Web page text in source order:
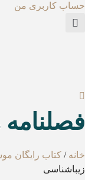
کاربری من
/ کتاب رایگان